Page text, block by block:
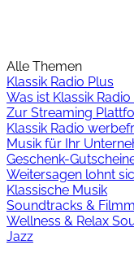
Alle Themen
Klassik Radio Plus
Was ist Klassik Radio
Zur Streaming
Klassik Radio
Musik für Ihr
Geschenk-
Weitersagen lohnt
Klassische Musik
Soundtracks &
Wellness & Relax
Jazz